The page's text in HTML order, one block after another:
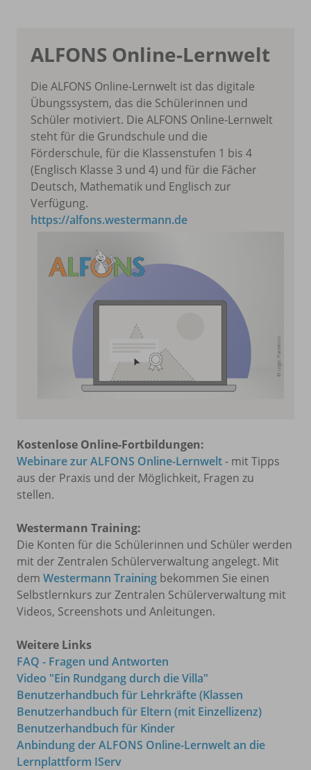
ALFONS Online-Lernwelt
Die ALFONS Online-Lernwelt ist das digitale
Übungssystem, das die Schülerinnen und
Schüler motiviert. Die ALFONS Online-Lernwelt
steht für die Grundschule und die
Förderschule, für die Klassenstufen 1 bis 4
(Englisch Klasse 3 und 4) und für die Fächer
Deutsch, Mathematik und Englisch zur
Verfügung.
https://alfons.westermann.de
Kostenlose Online-Fortbildungen:
Webinare zur ALFONS Online-Lernwelt- mit Tipps
aus der Praxis und der Möglichkeit, Fragen zu
stellen.
Westermann Training:
Die Konten für die Schülerinnen und Schüler werden
mit der Zentralen Schülerverwaltung angelegt. Mit
dem Westermann Training bekommen Sie einen
Selbstlernkurs zur Zentralen Schülerverwaltung mit
Videos, Screenshots und Anleitungen.
Weitere Links
FAQ - Fragen und Antworten
Video "Ein Rundgang durch die Villa"
Benutzerhandbuch für Lehrkräfte (Klassen
Benutzerhandbuch für Eltern (mit Einzellizenz)
Benutzerhandbuch für Kinder
Anbindung der ALFONS Online-Lernwelt an die
Lernplattform IServ